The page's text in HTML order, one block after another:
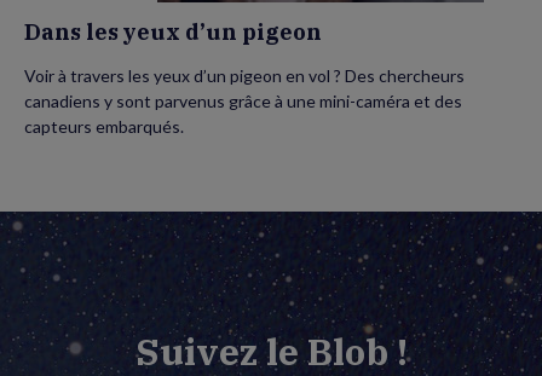
Dans les yeux d’un pigeon
Voir à travers les yeux d’un pigeon en vol ? Des chercheurs
canadiens y sont parvenus grâce à une mini-caméra et des
capteurs embarqués.
Suivez le Blob !